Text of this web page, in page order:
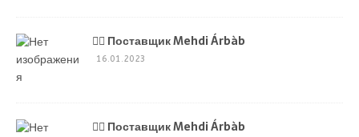
💁‍♂ Поставщик Mehdi Árbàb
16.01.2023
💁‍♂ Поставщик Mehdi Árbàb